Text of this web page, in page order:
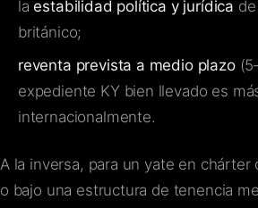
laestabilidad política y jurídica
británico;
reventa prevista a medio plazo
expediente KY bien llevado es
internacionalmente.
A la inversa, para un yate en chárter
o bajo una estructura de tenencia